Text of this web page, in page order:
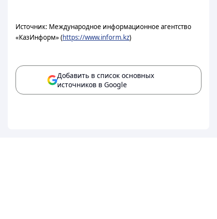
Источник: Международное информационное агентство
«КазИнформ» (https://www.inform.kz)
Добавить в список основных
источников в Google